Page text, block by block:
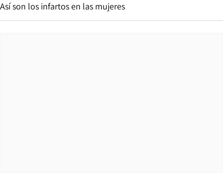
Así son los infartos en las mujeres